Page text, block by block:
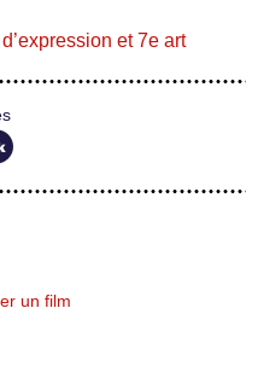
et 7e art
un film